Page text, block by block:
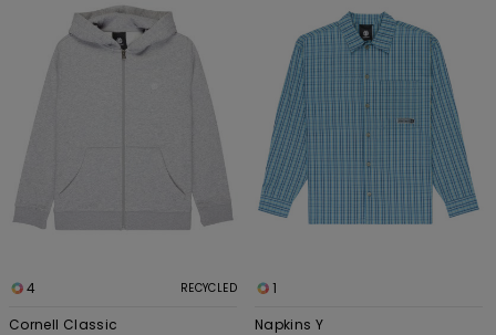
4 RECYCLED
Cornell Classic
1
Napkins Y